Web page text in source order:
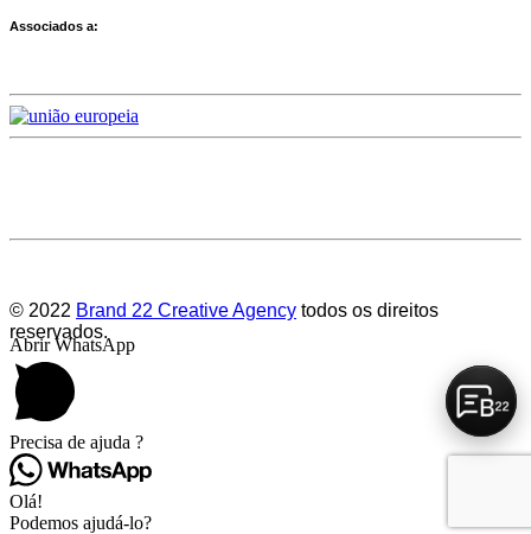
Associados a:
© 2022 Brand 22 Creative Agency todos os direitos
reservados.
Abrir WhatsApp
Precisa de ajuda ?
Olá!
Podemos ajudá-lo?